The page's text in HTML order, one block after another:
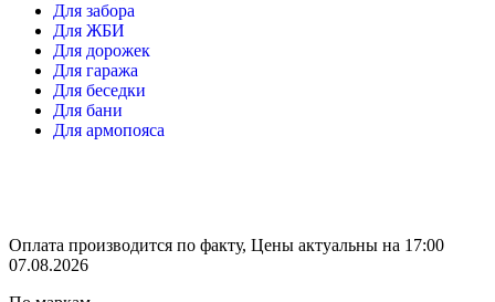
Для забора
Для ЖБИ
Для дорожек
Для гаража
Для беседки
Для бани
Для армопояса
Оплата производится по факту, Цены актуальны на 17:00
07.08.2026